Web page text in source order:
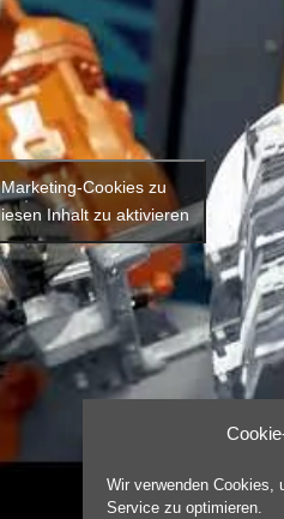
Wir verwenden Cookies,
Service zu optimieren.
Cookies zu
Inhalt zu aktivieren